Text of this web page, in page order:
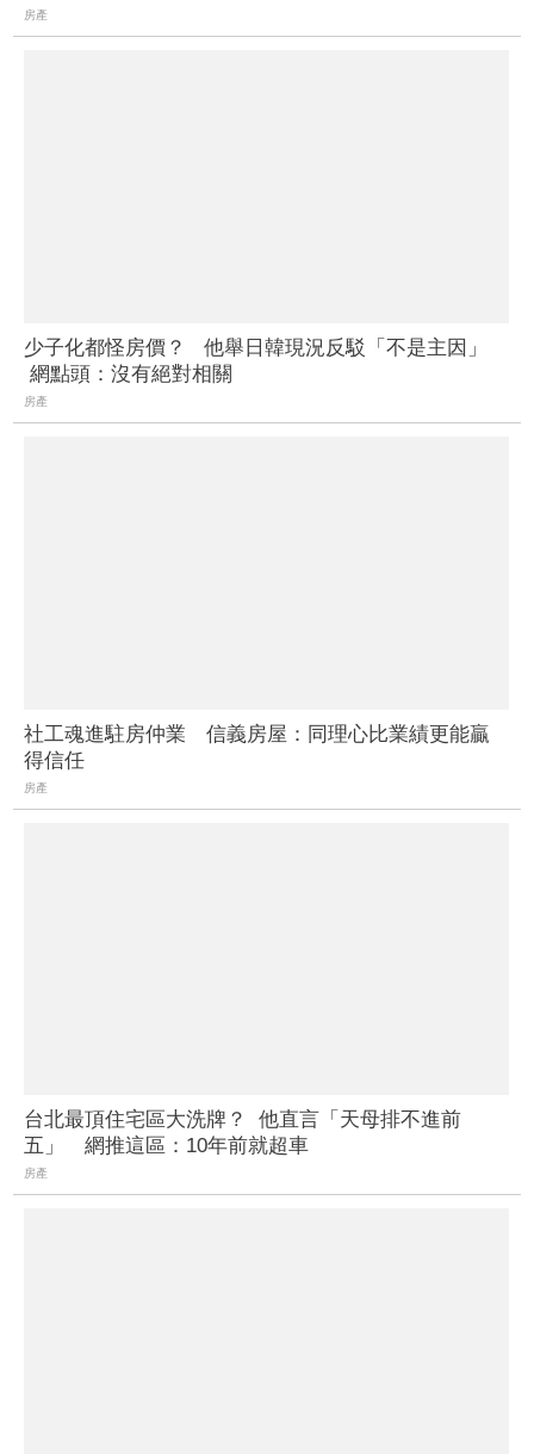
房產
少子化都怪房價？ 他舉日韓現況反駁「不是主因」
網點頭：沒有絕對相關
房產
社工魂進駐房仲業 信義房屋：同理心比業績更能贏
得信任
房產
台北最頂住宅區大洗牌？ 他直言「天母排不進前
五」 網推這區：10年前就超車
房產